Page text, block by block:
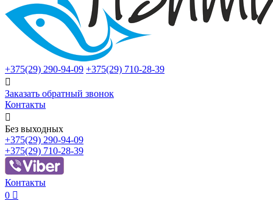
+375(29) 290-94-09 +375(29) 710-28-39

Заказать обратный звонок
Контакты

Без выходных
+375(29) 290-94-09
+375(29) 710-28-39
Контакты
0 